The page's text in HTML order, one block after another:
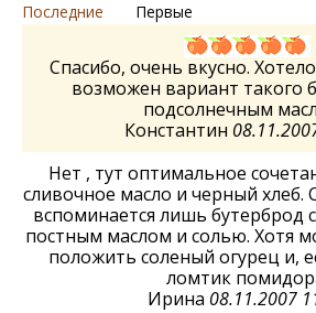
Последние Первые
Спасибо, очень вкусно.
возможен вариант такого
подсолнечным
Константин
Нет , тут оптимальное
сливочное масло и черный
вспоминается лишь бутерброд
постным маслом и солью. Хотя
положить соленый огурец и,
ломтик
Ирина 08.11.2007